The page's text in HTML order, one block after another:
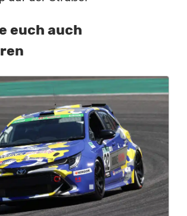
euch auch